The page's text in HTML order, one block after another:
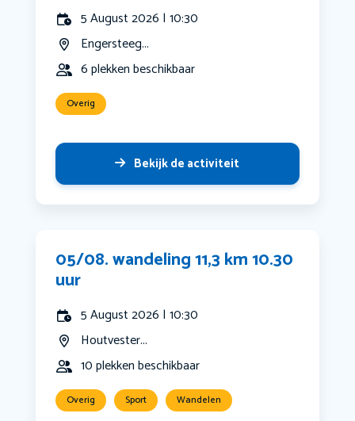
5 August 2026 | 10:30
Engersteeg...
6 plekken beschikbaar
Overig
Bekijk de activiteit
05/08. wandeling 11,3 km 10.30
uur
5 August 2026 | 10:30
Houtvester...
10 plekken beschikbaar
Overig Sport Wandelen